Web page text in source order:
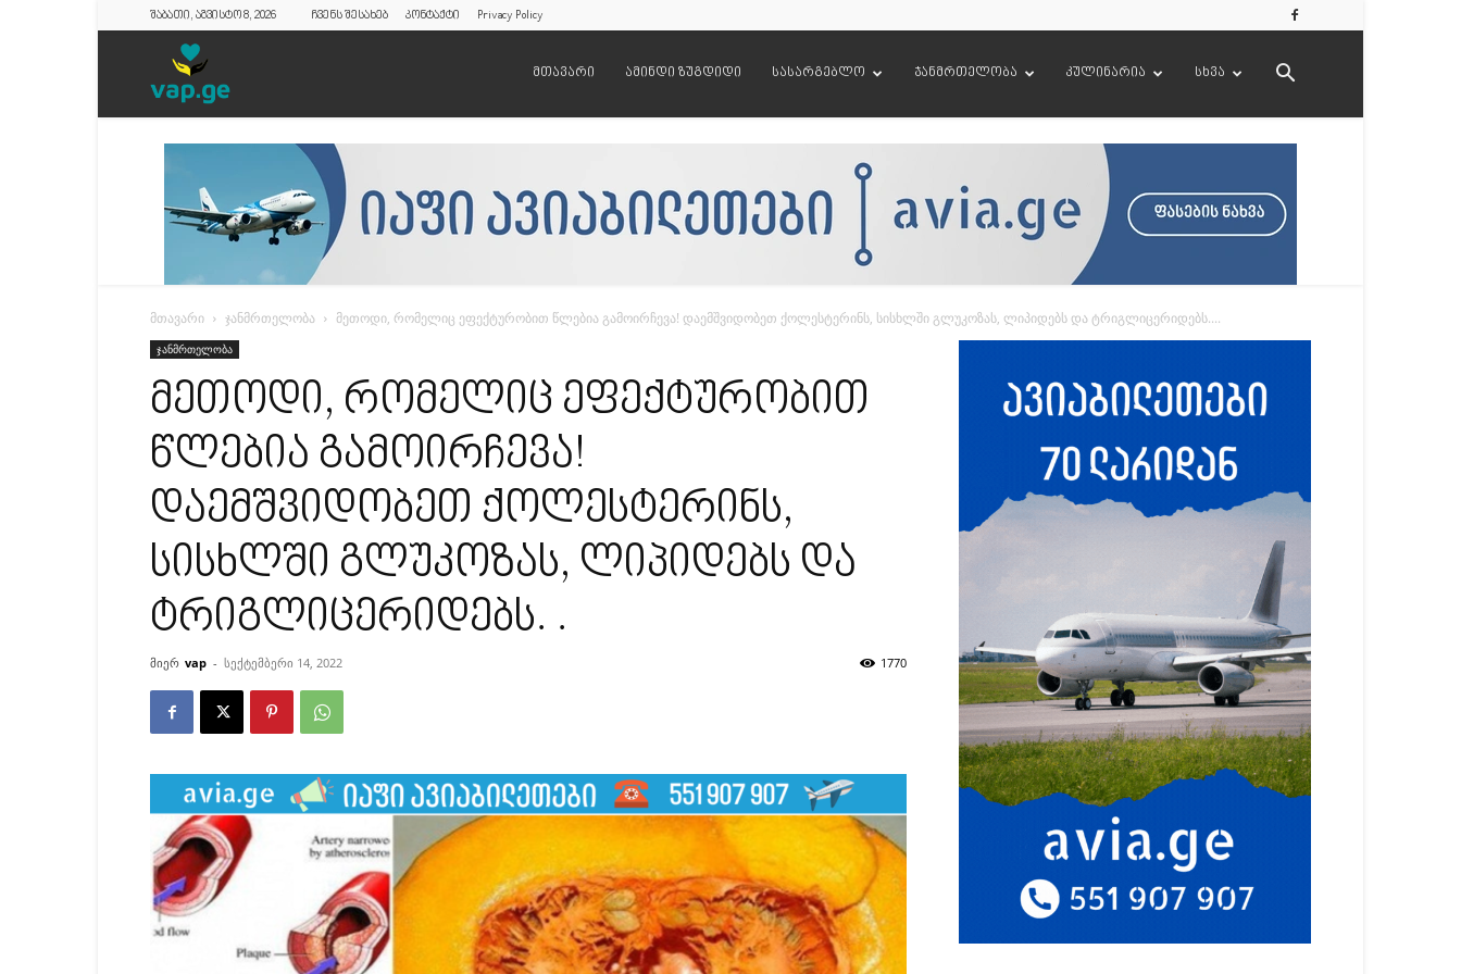
შაბათი, აგვისტო 8, 2026 ჩვენს შესახებ კონტაქტი Privacy Policy
მთავარი ამინდი ზუგდიდი სასარგებლო ჯანმრთელობა კულინარია სხვა
მთავარი ჯანმრთელობა მეთოდი, რომელიც ეფექტურობით წლებია გამოირჩევა! დაემშვიდობეთ ქოლესტერინს, სისხლში გლუკოზას, ლიპიდებს და ტრიგლიცერიდებს....
ჯანმრთელობა
მეთოდი, რომელიც ეფექტურობით
წლებია გამოირჩევა!
დაემშვიდობეთ ქოლესტერინს,
სისხლში გლუკოზას, ლიპიდებს და
ტრიგლიცერიდებს. .
მიერ vap - სექტემბერი 14, 2022 1770